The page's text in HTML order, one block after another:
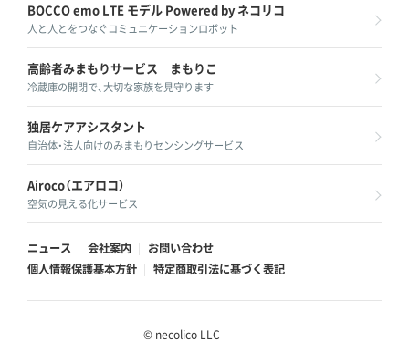
BOCCO emo LTE モデル Powered by ネコリコ
人と人とをつなぐコミュニケーションロボット
高齢者みまもりサービス まもりこ
冷蔵庫の開閉で、大切な家族を見守ります
独居ケアアシスタント
自治体・法人向けのみまもりセンシングサービス
Airoco（エアロコ）
空気の見える化サービス
ニュース 会社案内
お問い合わせ
個人情報保護基本方針
特定商取引法に基づく表記
© necolico LLC